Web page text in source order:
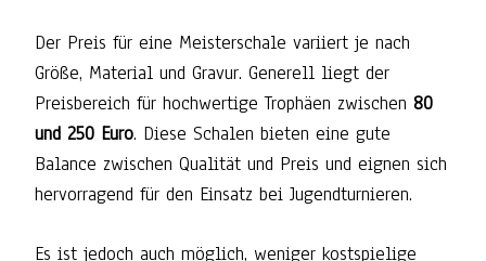
Der Preis für eine Meisterschale variiert je nach
Größe, Material und Gravur. Generell liegt der
Preisbereich für hochwertige Trophäen zwischen 80
und 250 Euro. Diese Schalen bieten eine gute
Balance zwischen Qualität und Preis und eignen sich
hervorragend für den Einsatz bei Jugendturnieren.
Es ist jedoch auch möglich, weniger kostspielige